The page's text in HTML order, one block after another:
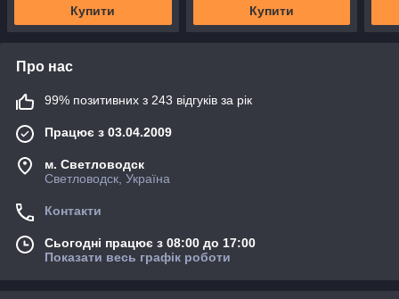
Купити Купити
Про нас
99% позитивних з 243 відгуків за рік
Працює з 03.04.2009
м. Светловодск
Светловодск, Україна
Контакти
Сьогодні працює з 08:00 до 17:00
Показати весь графік роботи